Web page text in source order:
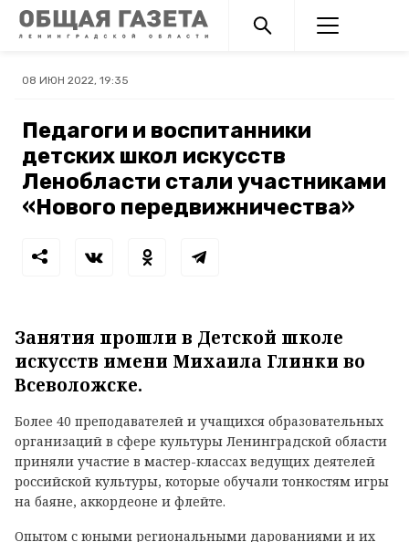
08 ИЮН 2022, 19:35
Педагоги и воспитанники
детских школ искусств
Ленобласти стали участниками
«Нового передвижничества»
Занятия прошли в Детской школе
искусств имени Михаила Глинки во
Всеволожске.
Более 40 преподавателей и учащихся образовательных
организаций в сфере культуры Ленинградской области
приняли участие в мастер-классах ведущих деятелей
российской культуры, которые обучали тонкостям игры
на баяне, аккордеоне и флейте.
Опытом с юными региональными дарованиями и их